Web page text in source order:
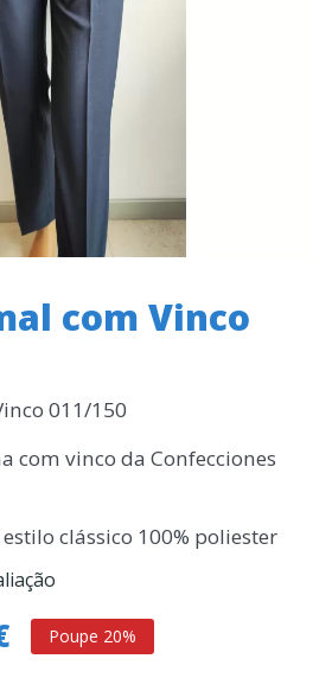
com Vinco
011/150
com vinco da Confecciones
clássico 100% poliester
Poupe 20%